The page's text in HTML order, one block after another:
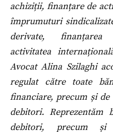
achiziții, finanțare de
împrumuturi
derivate,
activitatea
Avocat Alina Szilaghi
regulat către toate
financiare, precum și
debitori. Reprezentăm
debitori, precum și